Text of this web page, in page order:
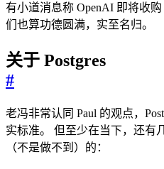
有小道消息称 OpenAI 即将收购
们也算功德圆满，实至名归。
关于 Postgres
#
老冯非常认同 Paul 的观点，
实标准。 但至少在当下，还有
（不是做不到）的：